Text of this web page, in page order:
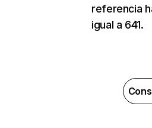
referencia
igual a 641.